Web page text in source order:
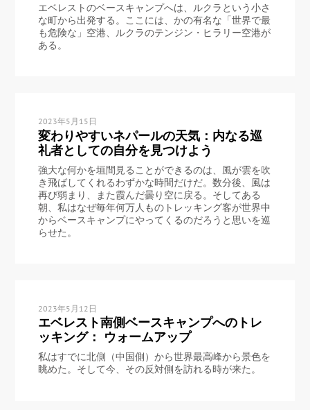
エベレストのベースキャンプへは、ルクラという小さ
な町から出発する。ここには、かの有名な「世界で最
も危険な」空港、ルクラのテンジン・ヒラリー空港が
ある。
2023年5月15日
変わりやすいネパールの天気：内なる巡
礼者としての自分を見つけよう
強大な何かを垣間見ることができるのは、風が雲を吹
き飛ばしてくれるわずかな時間だけだ。数分後、風は
再び弱まり、また霞んだ曇り空に戻る。そしてある
朝、私はなぜ毎年何万人ものトレッキング客が世界中
からベースキャンプにやってくるのだろうと思いを巡
らせた。
2023年5月12日
エベレスト南側ベースキャンプへのトレ
ッキング： ウォームアップ
私はすでに北側（中国側）から世界最高峰から景色を
眺めた。そして今、その反対側を訪れる時が来た。